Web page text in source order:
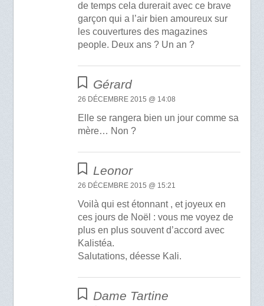
de temps cela durerait avec ce brave
garçon qui a l’air bien amoureux sur
les couvertures des magazines
people. Deux ans ? Un an ?
Gérard
26 DÉCEMBRE 2015 @ 14:08
Elle se rangera bien un jour comme sa
mère… Non ?
Leonor
26 DÉCEMBRE 2015 @ 15:21
Voilà qui est étonnant , et joyeux en
ces jours de Noël : vous me voyez de
plus en plus souvent d’accord avec
Kalistéa.
Salutations, déesse Kali.
Dame Tartine